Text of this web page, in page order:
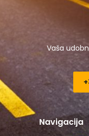
Vaša
Navigacija